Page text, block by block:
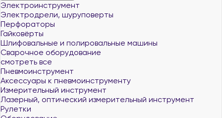
Электроинструмент
Электродрели, шуруповерты
Перфораторы
Гайковёрты
Шлифовальные и полировальные машины
Сварочное оборудование
смотреть все
Пневмоинструмент
Аксессуары к пневмоинструменту
Измерительный инструмент
Лазерный, оптический измерительный инструмент
Рулетки